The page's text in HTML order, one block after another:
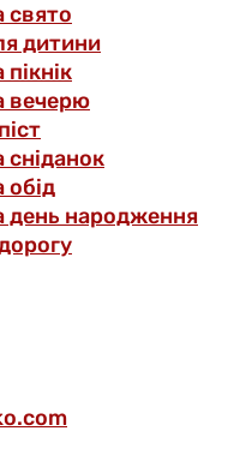
свято
дитини
вечерю
обід
день народження